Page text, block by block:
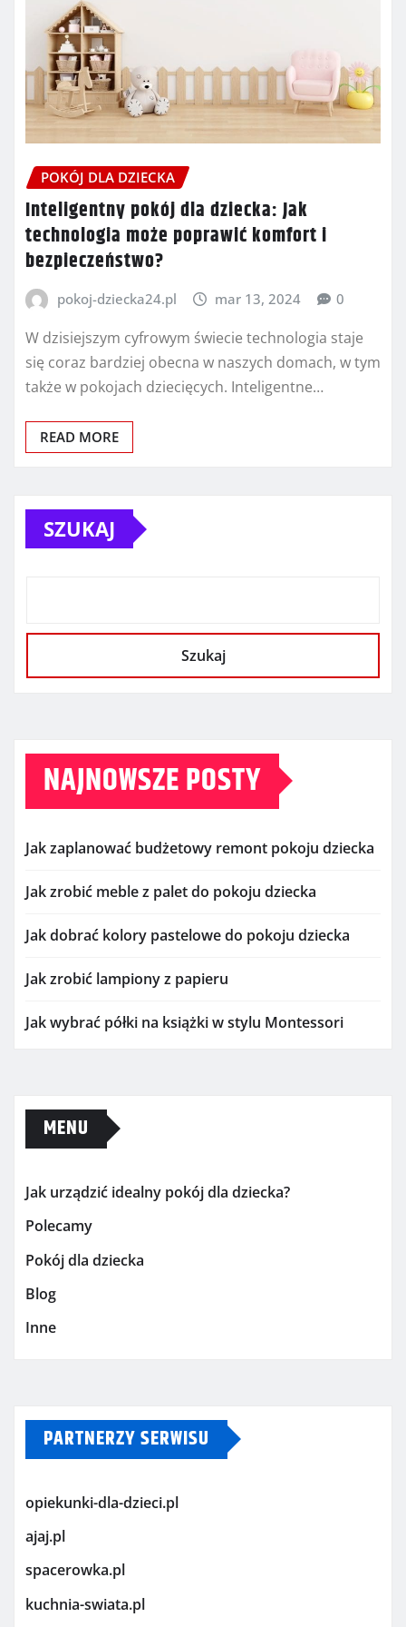
POKÓJ DLA DZIECKA
Inteligentny pokój dla dziecka: Jak
technologia może poprawić komfort i
bezpieczeństwo?
pokoj-dziecka24.pl mar 13, 2024 0
W dzisiejszym cyfrowym świecie technologia staje
się coraz bardziej obecna w naszych domach, w tym
także w pokojach dziecięcych. Inteligentne…
READ MORE
SZUKAJ
Szukaj
NAJNOWSZE POSTY
Jak zaplanować budżetowy remont pokoju dziecka
Jak zrobić meble z palet do pokoju dziecka
Jak dobrać kolory pastelowe do pokoju dziecka
Jak zrobić lampiony z papieru
Jak wybrać półki na książki w stylu Montessori
MENU
Jak urządzić idealny pokój dla dziecka?
Polecamy
Pokój dla dziecka
Blog
Inne
PARTNERZY SERWISU
opiekunki-dla-dzieci.pl
ajaj.pl
spacerowka.pl
kuchnia-swiata.pl